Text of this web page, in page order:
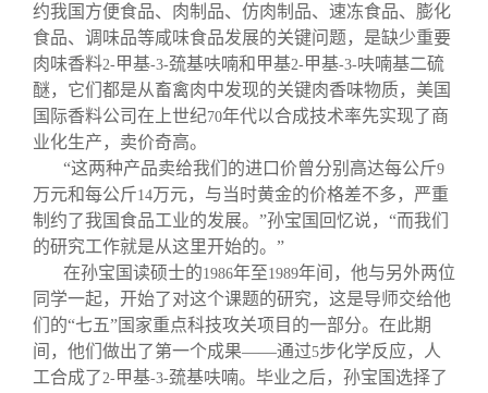
约我国方便食品、肉制品、仿肉制品、速冻食品、膨化
食品、调味品等咸味食品发展的关键问题，是缺少重要
肉味香料2-甲基-3-巯基呋喃和甲基2-甲基-3-呋喃基二硫
醚，它们都是从畜禽肉中发现的关键肉香味物质，美国
国际香料公司在上世纪70年代以合成技术率先实现了商
业化生产，卖价奇高。
“这两种产品卖给我们的进口价曾分别高达每公斤9
万元和每公斤14万元，与当时黄金的价格差不多，严重
制约了我国食品工业的发展。”孙宝国回忆说，“而我们
的研究工作就是从这里开始的。”
在孙宝国读硕士的1986年至1989年间，他与另外两位
同学一起，开始了对这个课题的研究，这是导师交给他
们的“七五”国家重点科技攻关项目的一部分。在此期
间，他们做出了第一个成果——通过5步化学反应，人
工合成了2-甲基-3-巯基呋喃。毕业之后，孙宝国选择了